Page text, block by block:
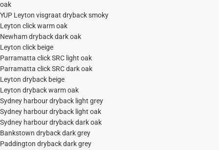
oak
YUP Leyton visgraat dryback smoky
Leyton click warm oak
Newham dryback dark oak
Leyton click beige
Parramatta click SRC light oak
Parramatta click SRC dark oak
Leyton dryback beige
Leyton dryback warm oak
Sydney harbour dryback light grey
Sydney harbour dryback light oak
Sydney harbour dryback dark oak
Bankstown dryback dark grey
Paddington dryback dark grey